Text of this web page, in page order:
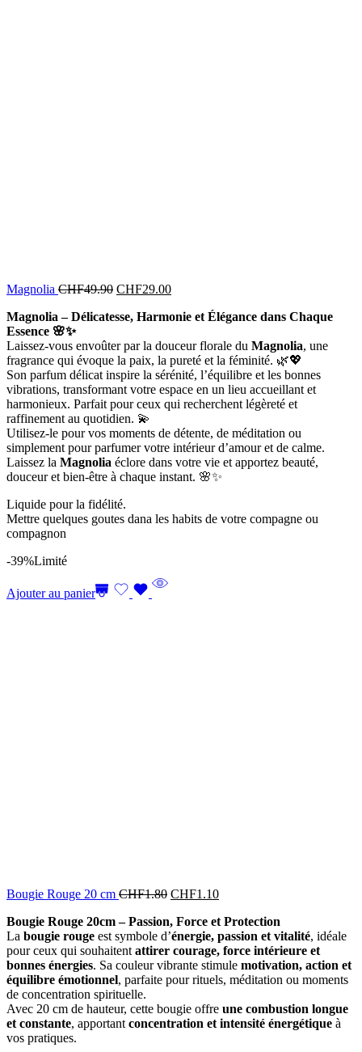
Magnolia CHF49.90 CHF29.00
Magnolia – Délicatesse, Harmonie et Élégance dans Chaque
Essence 🌸✨
Laissez-vous envoûter par la douceur florale du Magnolia, une
fragrance qui évoque la paix, la pureté et la féminité. 🌿💖
Son parfum délicat inspire la sérénité, l’équilibre et les bonnes
vibrations, transformant votre espace en un lieu accueillant et
harmonieux. Parfait pour ceux qui recherchent légèreté et
raffinement au quotidien. 💫
Utilisez-le pour vos moments de détente, de méditation ou
simplement pour parfumer votre intérieur d’amour et de calme.
Laissez la Magnolia éclore dans votre vie et apportez beauté,
douceur et bien-être à chaque instant. 🌸✨
Liquide pour la fidélité.
Mettre quelques goutes dana les habits de votre compagne ou
compagnon
-39%Limité
Ajouter au panier
Bougie Rouge 20 cm CHF1.80 CHF1.10
Bougie Rouge 20cm – Passion, Force et Protection
La bougie rouge est symbole d’énergie, passion et vitalité, idéale
pour ceux qui souhaitent attirer courage, force intérieure et
bonnes énergies. Sa couleur vibrante stimule motivation, action et
équilibre émotionnel, parfaite pour rituels, méditation ou moments
de concentration spirituelle.
Avec 20 cm de hauteur, cette bougie offre une combustion longue
et constante, apportant concentration et intensité énergétique à
vos pratiques.